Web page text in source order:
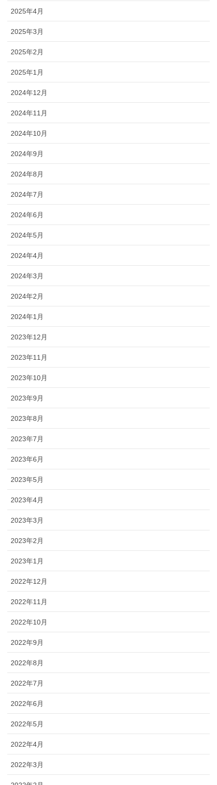
2025年4月
2025年3月
2025年2月
2025年1月
2024年12月
2024年11月
2024年10月
2024年9月
2024年8月
2024年7月
2024年6月
2024年5月
2024年4月
2024年3月
2024年2月
2024年1月
2023年12月
2023年11月
2023年10月
2023年9月
2023年8月
2023年7月
2023年6月
2023年5月
2023年4月
2023年3月
2023年2月
2023年1月
2022年12月
2022年11月
2022年10月
2022年9月
2022年8月
2022年7月
2022年6月
2022年5月
2022年4月
2022年3月